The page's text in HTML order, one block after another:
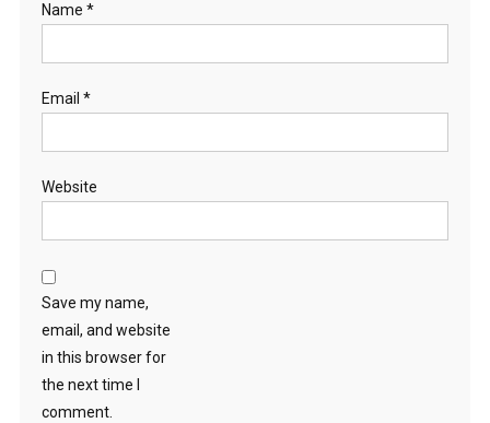
Name *
Email *
Website
Save my name,
email, and website
in this browser for
the next time I
comment.